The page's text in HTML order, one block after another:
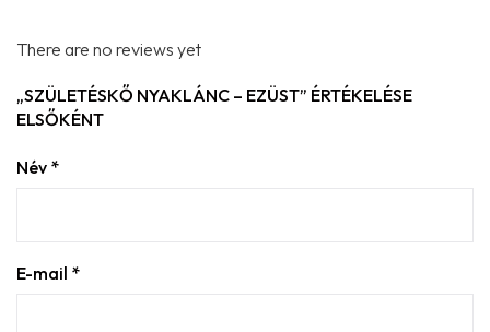
There are no reviews yet
„SZÜLETÉSKŐ NYAKLÁNC – EZÜST” ÉRTÉKELÉSE
ELSŐKÉNT
Név *
E-mail *